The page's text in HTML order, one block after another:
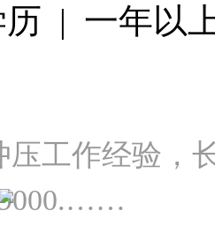
| 一年以
压工作经验，